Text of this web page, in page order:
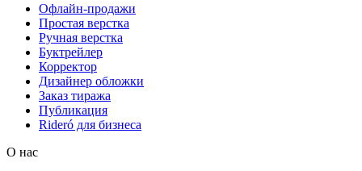
Офлайн-продажи
Простая верстка
Ручная верстка
Буктрейлер
Корректор
Дизайнер обложки
Заказ тиража
Публикация
Rideró для бизнеса
О нас